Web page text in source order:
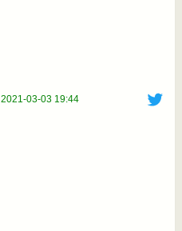
2021-03-03 19:44